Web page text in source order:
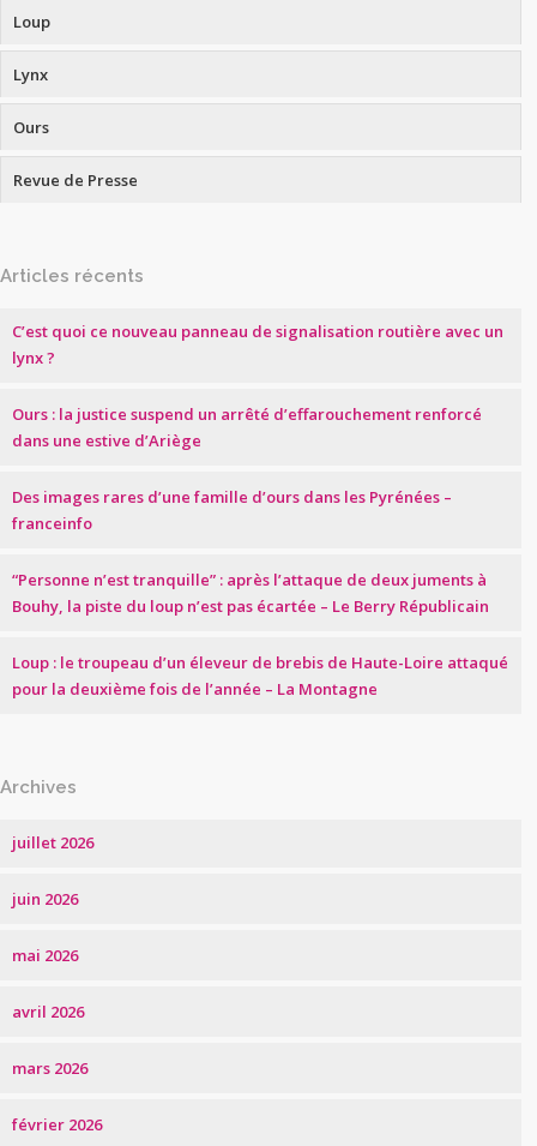
Loup
Lynx
Ours
Revue de Presse
Articles récents
C’est quoi ce nouveau panneau de signalisation routière avec un
lynx ?
Ours : la justice suspend un arrêté d’effarouchement renforcé
dans une estive d’Ariège
Des images rares d’une famille d’ours dans les Pyrénées –
franceinfo
“Personne n’est tranquille” : après l’attaque de deux juments à
Bouhy, la piste du loup n’est pas écartée – Le Berry Républicain
Loup : le troupeau d’un éleveur de brebis de Haute-Loire attaqué
pour la deuxième fois de l’année – La Montagne
Archives
juillet 2026
juin 2026
mai 2026
avril 2026
mars 2026
février 2026